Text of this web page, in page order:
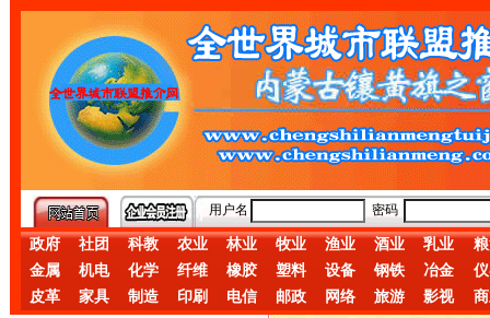
用户名 密码
政府 社团 科教 农业 林业 牧业 渔业 酒业 乳业
金属
机电 化学 纤维 橡胶 塑料 设备 钢铁 冶金
皮革
家具 制造 印刷 电信 邮政 网络 旅游 影视